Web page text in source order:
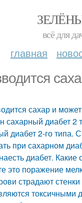
всё для
главная
сахар и
сахарный диабет 2
диабет 2-го
при сахарном
диабет.
это поражение
страдают
токсичными